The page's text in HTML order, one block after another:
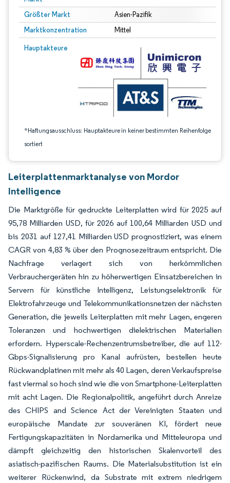
Größter Markt Asien-Pazifik
Marktkonzentration Mittel
Hauptakteure
*Haftungsausschluss: Hauptakteure in keiner bestimmten Reihenfolge
sortiert
Bild © Mordor Intelligence. Wiederverwendung erfordert Namensnennung
Leiterplattenmarktanalyse von Mordor
Intelligence
Die Marktgröße für gedruckte Leiterplatten wird für 2025 auf
95,78 Milliarden USD, für 2026 auf 100,64 Milliarden USD und
bis 2031 auf 127,41 Milliarden USD prognostiziert, was einem
CAGR von 4,83 % über den Prognosezeitraum entspricht. Die
Nachfrage verlagert sich von herkömmlichen
Verbrauchergeräten hin zu höherwertigen Einsatzbereichen in
Servern für künstliche Intelligenz, Leistungselektronik für
Elektrofahrzeuge und Telekommunikationsnetzen der nächsten
Generation, die jeweils Leiterplatten mit mehr Lagen, engeren
Toleranzen und hochwertigen dielektrischen Materialien
erfordern. Hyperscale-Rechenzentrumsbetreiber, die auf 112-
Gbps-Signalisierung pro Kanal aufrüsten, bestellen heute
Rückwandplatinen mit mehr als 40 Lagen, deren Verkaufspreise
fast viermal so hoch sind wie die von Smartphone-Leiterplatten
mit acht Lagen. Die Regionalpolitik, angeführt durch Anreize
des CHIPS and Science Act der Vereinigten Staaten und
europäische Mandate zur souveränen KI, fördert neue
Fertigungskapazitäten in Nordamerika und Mitteleuropa und
dämpft gleichzeitig den historischen Skalenvorteil des
asiatisch-pazifischen Raums. Die Materialsubstitution ist ein
weiterer Rückenwind, da Substrate mit extrem niedrigem